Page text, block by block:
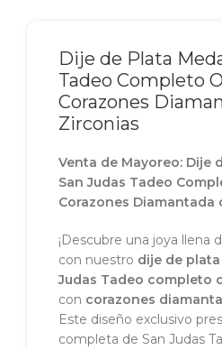
Dije de Plata
Tadeo Completo
Corazones
Zirconias
Venta de Mayoreo: Dije
San Judas Tadeo
Corazones Diamantada
¡Descubre una joya llena
con nuestro dije de
Judas Tadeo completo
con corazones
Este diseño exclusivo
completa de San Judas